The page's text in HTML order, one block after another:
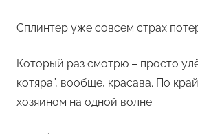
Сплинтер уже совсем страх
Который раз смотрю – просто
котяра”, вообще, красава. По
хозяином на одной волне